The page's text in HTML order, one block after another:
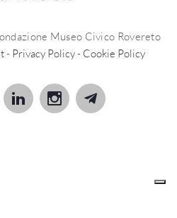
Museo Civico Rovereto
- Privacy Policy- Cookie Policy